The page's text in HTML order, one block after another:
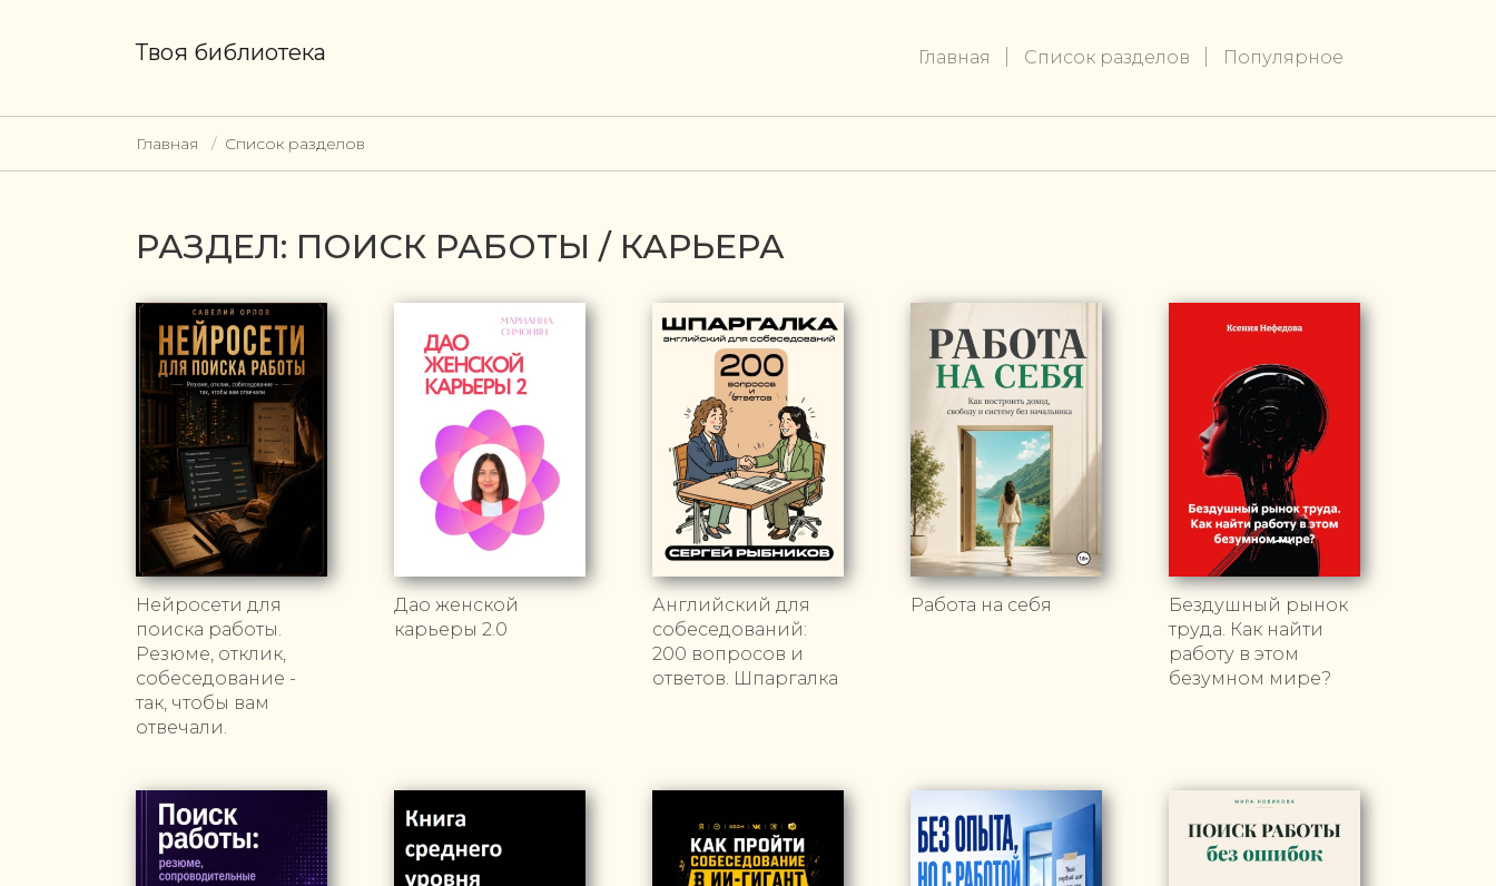
Твоя библиотека Главная Список разделов Популярное
Главная Список разделов
РАЗДЕЛ: ПОИСК РАБОТЫ / КАРЬЕРА
Нейросети для
поиска работы.
Резюме, отклик,
собеседование -
так, чтобы вам
отвечали.
Дао женской
карьеры 2.0
Английский для
собеседований:
200 вопросов и
ответов. Шпаргалка
Работа на себя
Бездушный рынок
труда. Как найти
работу в этом
безумном мире?